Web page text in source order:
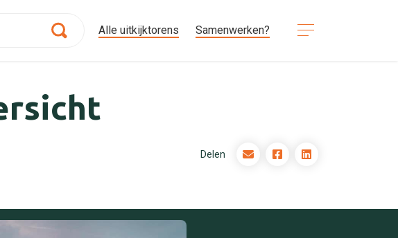
Alle uitkijktorens Samenwerken?
Delen